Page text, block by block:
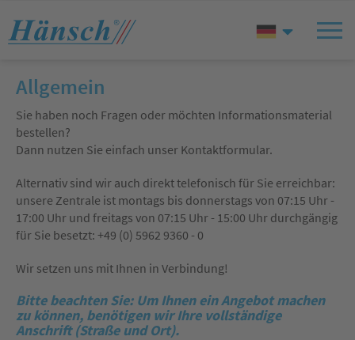
Allgemein
Sie haben noch Fragen oder möchten Informationsmaterial
bestellen?
Dann nutzen Sie einfach unser Kontaktformular.
Alternativ sind wir auch direkt telefonisch für Sie erreichbar:
unsere Zentrale ist montags bis donnerstags von 07:15 Uhr -
17:00 Uhr und freitags von 07:15 Uhr - 15:00 Uhr durchgängig
für Sie besetzt: +49 (0) 5962 9360 - 0
Wir setzen uns mit Ihnen in Verbindung!
Bitte beachten Sie: Um Ihnen ein Angebot machen
zu können, benötigen wir Ihre vollständige
Anschrift (Straße und Ort).